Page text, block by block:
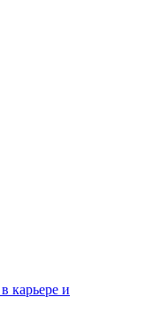
карьере и